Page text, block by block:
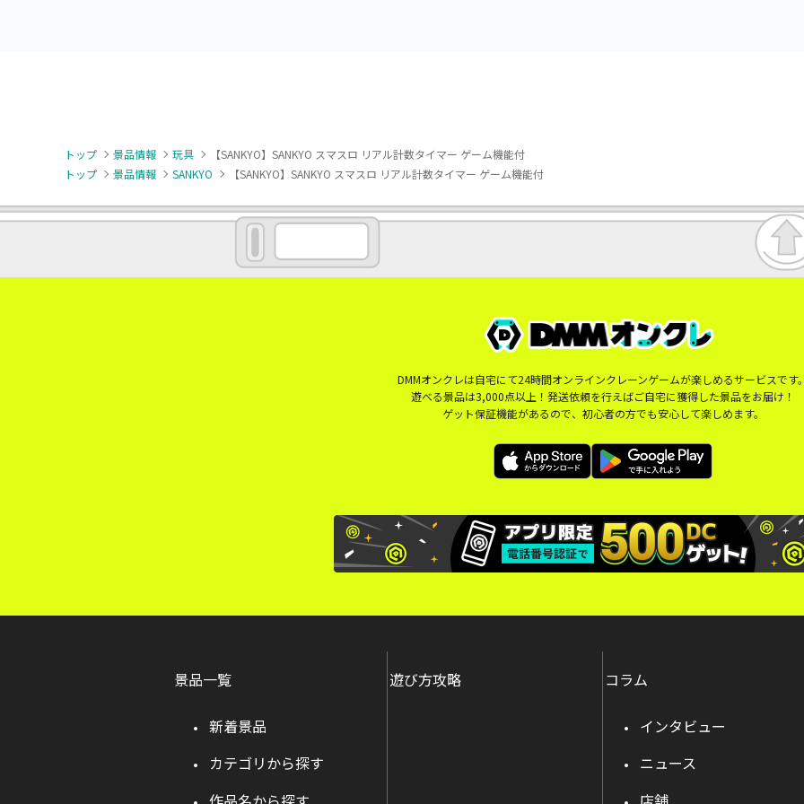
トップ 景品情報 玩具
【SANKYO】SANKYO スマスロ リアル計数タイマー ゲーム機能付
トップ
景品情報 SANKYO 【SANKYO】SANKYO スマスロ リアル計数タイマー ゲーム機能付
DMMオンクレは自宅にて24時間オンラインクレーンゲームが楽しめるサービスです
遊べる景品は3,000点以上！発送依頼を行えばご自宅に獲得した景品をお届け！
ゲット保証機能があるので、初心者の方でも安心して楽しめます。
景品一覧
新着景品
カテゴリから探す
遊び方攻略 コラム
インタビュー
ニュース